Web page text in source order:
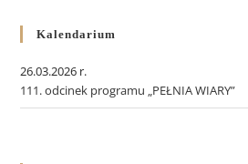
Kalendarium
26.03.2026 r.
111. odcinek programu „PEŁNIA WIARY”